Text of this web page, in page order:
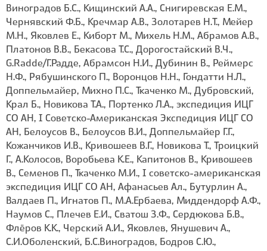
Виноградов Б.С., Кищинский А.А., Снигиревская Е.М.,
Чернявский Ф.Б., Кречмар А.В., Золотарев Н.Т., Мейер
М.Н., Яковлев Е., Киборт М., Михель Н.М., Абрамов А.В.,
Платонов В.В., Бекасова Т.С., Дорогостайский В.Ч.,
G.Radde/Г.Радде, Абрамсон Н.И., Дубинин В., Реймерс
Н.Ф., Рябушинского П., Воронцов Н.Н., Гондатти Н.Л.,
Доппельмайер, Михно П.С., Ткаченко М., Дубровский,
Крал Б., Новикова Т.А., Портенко Л.А., экспедиция ИЦГ
СО АН, I Советско-Американская Экспедиция ИЦГ СО
АН, Белоусов В., Белоусов В.И., Доппельмайер Г.Г.,
Кожанчиков И.В., Кривошеев В.Г., Новикова Т., Троицкий
Г., А.Колосов, Воробьева К.Е., Капитонов В., Кривошеев
В., Семенов П., Ткаченко М.И., I советско-американская
экспедиция ИЦГ СО АН, Афанасьев Ал., Бутурлин А.,
Валдаев П., Игнатов П., М.А.Ербаева, Миддендорф А.Ф.,
Наумов С., Плечев Е.И., Сватош З.Ф., Сердюкова Б.В.,
Флёров К.К., Черский А.И., Яковлев, Янушевич А.,
С.И.Оболенский, Б.С.Виноградов, Бодров С.Ю.,